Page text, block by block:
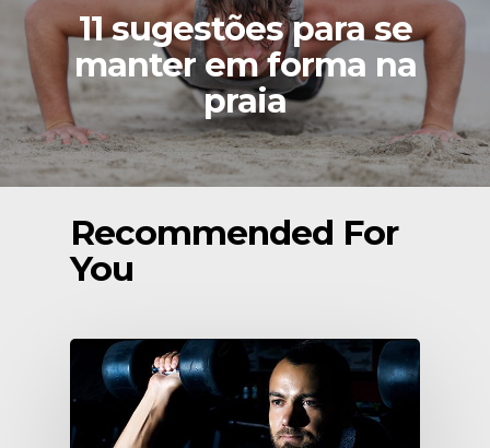
11 sugestões para se
manter em forma na
praia
Recommended For
You